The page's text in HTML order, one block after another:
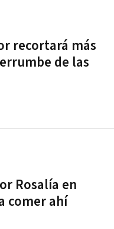
recortará más
de las
Rosalía en
comer ahí